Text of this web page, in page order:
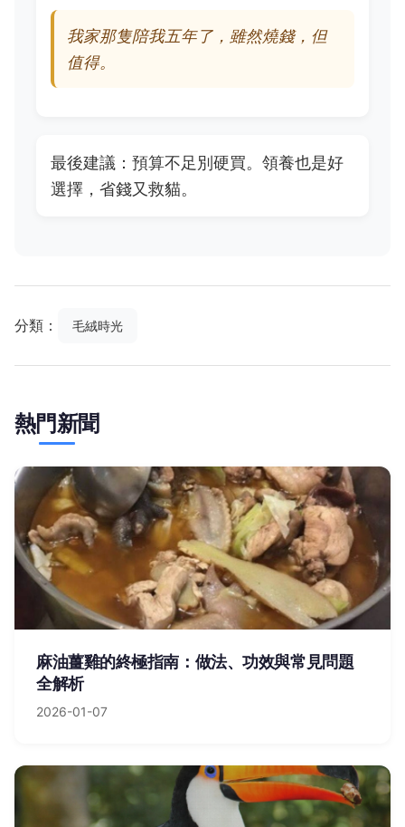
我家那隻陪我五年了，雖然燒錢，但
值得。
最後建議：預算不足別硬買。領養也是好
選擇，省錢又救貓。
分類： 毛絨時光
熱門新聞
麻油薑雞的終極指南：做法、功效與常見問題
全解析
2026-01-07